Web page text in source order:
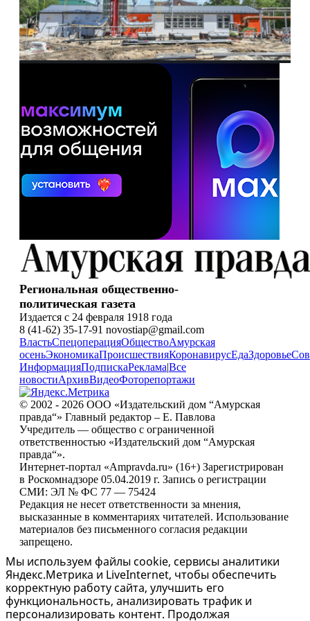
Региональная общественно-
политическая газета
Издается с 24 февраля 1918 года
8 (41-62) 35-17-91 novostiap@gmail.com
ВластьСпецоперацияОбществоАмурская
осеньЭкономикаПроисшествияКоронавирусЕдаЗдоровье
ИнформацияПодпискаРеклама|Все
новостиАрхивВидеоФоторепортажи
© 2002 - 2026 ООО «Издательский дом “Амурская
правда“» Главный редактор – Е. Павлова
Учредитель — общество с ограниченной
ответственностью «Издательский дом “Амурская
правда“».
Интернет-портал «Ampravda.ru» (16+) Зарегистрирован
в Роскомнадзоре 05.04.2019 г. Запись о регистрации
СМИ: ЭЛ № ФС 77 — 75424
Редакция не несет ответственности за мнения,
высказанные в комментариях читателей. Использование
материалов без письменного согласия редакции
запрещено.
Мы используем файлы cookie, сервисы аналитики
Яндекс.Метрика и LiveInternet, чтобы обеспечить
корректную работу сайта, улучшить его
функциональность, анализировать трафик и
персонализировать контент. Продолжая